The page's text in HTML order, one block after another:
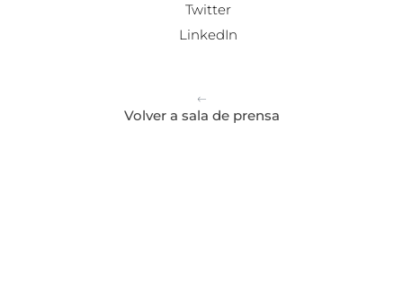
Twitter
LinkedIn
Volver a sala de prensa